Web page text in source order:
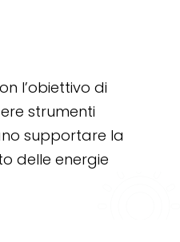
l’obiettivo di
strumenti
supportare la
delle energie